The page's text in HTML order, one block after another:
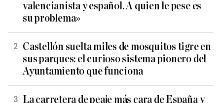
valencianista y español. A quien le pese es
su problema»
Castellón suelta miles de mosquitos tigre en
sus parques: el curioso sistema pionero del
Ayuntamiento que funciona
La carretera de peaje más cara de España y